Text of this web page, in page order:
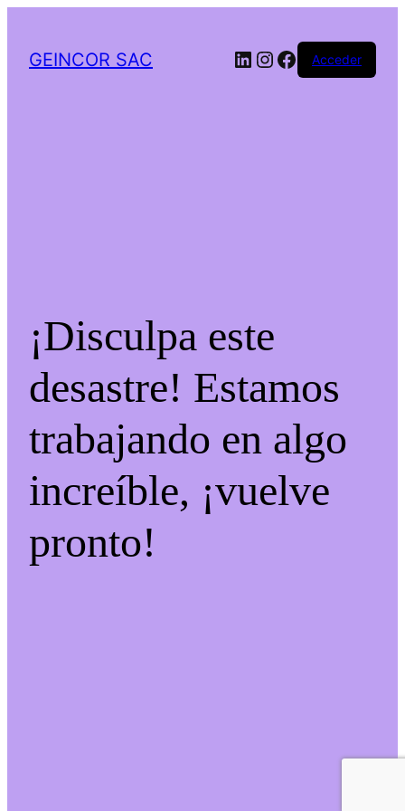
GEINCOR SAC LinkedIn
Instagram
Facebook
Acceder
¡Disculpa este
desastre! Estamos
trabajando en algo
increíble, ¡vuelve
pronto!